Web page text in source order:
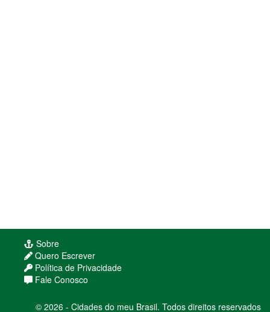
Sobre
Quero Escrever
Política de Privacidade
Fale Conosco
© 2026 - Cidades do meu Brasil. Todos direitos reservados